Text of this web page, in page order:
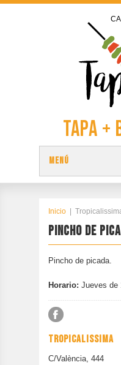
Tapa +
MENÚ
TAPAS
PLANO
PARTICIPA
Inicio
PINCHO DE
Pincho de picada.
Horario: Jueves de
TROPICALISSIMA
C/València, 444